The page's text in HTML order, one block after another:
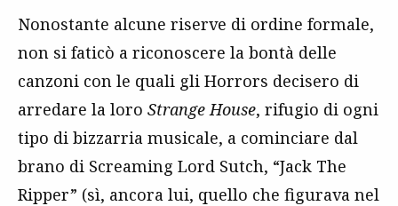
Nonostante alcune riserve di ordine formale,
non si faticò a riconoscere la bontà delle
canzoni con le quali gli Horrors decisero di
arredare la loro Strange House, rifugio di ogni
tipo di bizzarria musicale, a cominciare dal
brano di Screaming Lord Sutch, “Jack The
Ripper” (sì, ancora lui, quello che figurava nel